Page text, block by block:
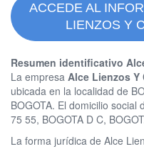
ACCEDE AL
LIENZOS Y
Resumen identificativo
La empresa Alce Lienzos Y
ubicada en la localidad de
BOGOTA. El domicilio social
75 55, BOGOTA D C,
La forma jurídica de Alce